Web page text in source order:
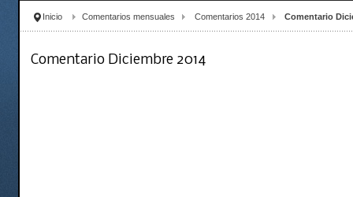
Inicio Comentarios mensuales Comentarios 2014 Comentario
Comentario Diciembre 2014